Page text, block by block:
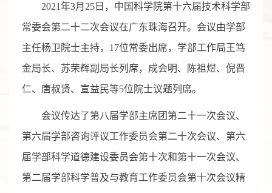
2021年3月25日，中国科学院第十六届技术科学部
常委会第二十二次会议在广东珠海召开。会议由学部
主任杨卫院士主持，17位常委出席，学部工作局王笃
金局长、苏荣辉副局长列席，成会明、陈祖煜、倪晋
仁、唐叔贤、宣益民等5位院士议题列席。
会议传达了第八届学部主席团第二十一次会议、
第六届学部咨询评议工作委员会第二十次会议、第六
届学部科学道德建设委员会第十次和第十一次会议、
第二届学部科学普及与教育工作委员会第十次会议精